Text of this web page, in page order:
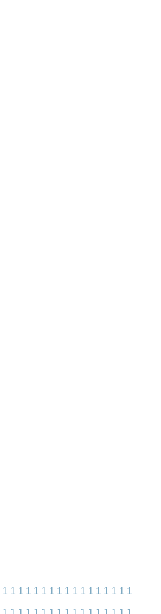
1 1 1 1 1 1 1 1 1 1 1 1 1 1 1 1 1